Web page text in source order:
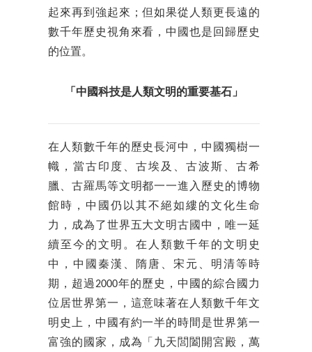
起來再到強起來；但如果從人類更長遠的
數千年歷史視角來看，中國也是回歸歷史
的位置。
「中國科技是人類文明的重要基石」
在人類數千年的歷史長河中，中國獨樹一
幟，當古印度、古埃及、古波斯、古希
臘、古羅馬等文明都一一進入歷史的博物
館時，中國仍以其不絕如縷的文化生命
力，成為了世界五大文明古國中，唯一延
續至今的文明。在人類數千年的文明史
中，中國秦漢、隋唐、宋元、明清等時
期，超過2000年的歷史，中國的綜合國力
位居世界第一，這意味著在人類數千年文
明史上，中國有約一半的時間是世界第一
富強的國家，成為「九天閭闔開宮殿，萬